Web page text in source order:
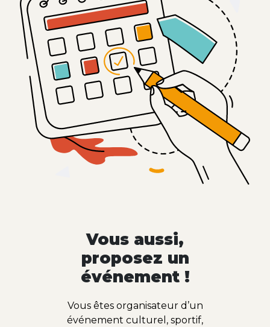
Vous aussi,
proposez un
événement !
Vous êtes organisateur d’un
événement culturel, sportif,